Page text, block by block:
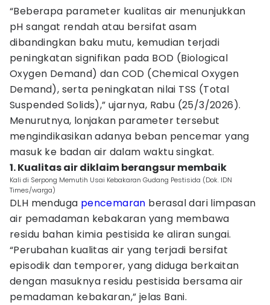
“Beberapa parameter kualitas air menunjukkan
pH sangat rendah atau bersifat asam
dibandingkan baku mutu, kemudian terjadi
peningkatan signifikan pada BOD (Biological
Oxygen Demand) dan COD (Chemical Oxygen
Demand), serta peningkatan nilai TSS (Total
Suspended Solids),” ujarnya, Rabu (25/3/2026).
Menurutnya, lonjakan parameter tersebut
mengindikasikan adanya beban pencemar yang
masuk ke badan air dalam waktu singkat.
1. Kualitas air diklaim berangsur membaik
Kali di Serpong Memutih Usai Kebakaran Gudang Pestisida (Dok. IDN
Times/warga)
DLH menduga pencemaran berasal dari limpasan
air pemadaman kebakaran yang membawa
residu bahan kimia pestisida ke aliran sungai.
“Perubahan kualitas air yang terjadi bersifat
episodik dan temporer, yang diduga berkaitan
dengan masuknya residu pestisida bersama air
pemadaman kebakaran,” jelas Bani.